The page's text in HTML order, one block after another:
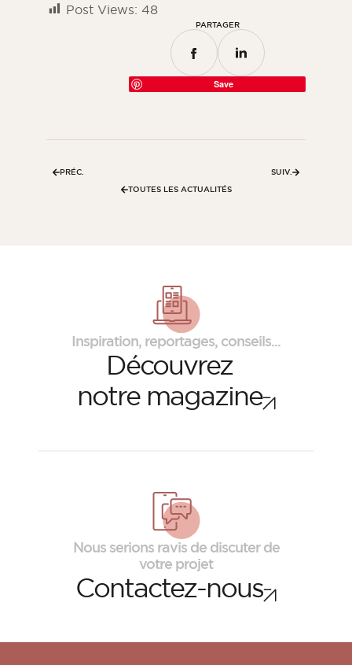
Post Views: 48
PARTAGER
Save
TOUTES LES ACTUALITÉS
PRÉC. SUIV.
Inspiration, reportages, conseils...
Découvrez
notre magazine
Nous serions ravis de discuter de
votre projet
Contactez-nous